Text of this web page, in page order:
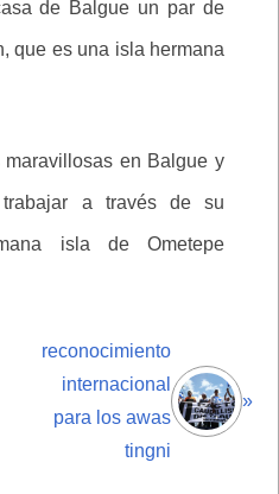
de Balgue un par de
que es una isla hermana
en Balgue y
a través de su
isla de Ometepe
reconocimiento
internacional
para los awas
tingni
»